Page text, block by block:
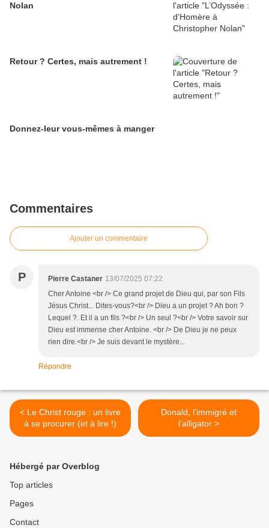
Nolan
Retour ? Certes, mais autrement !
Donnez-leur vous-mêmes à manger
Commentaires
Ajouter un commentaire
P Pierre Castaner 13/07/2025 07:22
Cher Antoine <br /> Ce grand projet de Dieu qui, par son Fils
Jésus Christ... Dites-vous?<br /> Dieu a un projet ? Ah bon ?
Lequel ?. Et il a un fils ?<br /> Un seul ?<br /> Votre savoir sur
Dieu est immense cher Antoine. <br /> De Dieu je ne peux
rien dire.<br /> Je suis devant le mystère...
Répondre
< Le Christ rouge : un livre
à se procurer (et à lire !)
Donald, l’immigré et
l’alligator >
Hébergé par Overblog
Top articles
Pages
Contact